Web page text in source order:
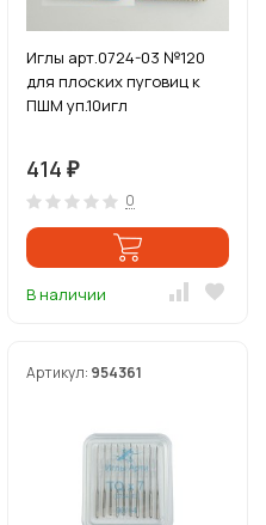
Иглы арт.0724-03 №120
для плоских пуговиц к
ПШМ уп.10игл
414 ₽
0
В наличии
Артикул: 954361